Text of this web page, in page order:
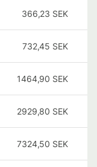
366,23 SEK
732,45 SEK
1464,90 SEK
2929,80 SEK
7324,50 SEK